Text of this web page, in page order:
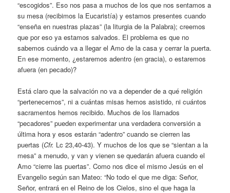
“escogidos”. Eso nos pasa a muchos de los que nos sentamos a
su mesa (recibimos la Eucaristía) y estamos presentes cuando
“enseña en nuestras plazas” (la liturgia de la Palabra); creemos
que por eso ya estamos salvados. El problema es que no
sabemos cuándo va a llegar el Amo de la casa y cerrar la puerta.
En ese momento, ¿estaremos adentro (en gracia), o estaremos
afuera (en pecado)?
Está claro que la salvación no va a depender de a qué religión
“pertenecemos”, ni a cuántas misas hemos asistido, ni cuántos
sacramentos hemos recibido. Muchos de los llamados
“pecadores” pueden experimentar una verdadera conversión a
última hora y esos estarán “adentro” cuando se cierren las
puertas (Cfr. Lc 23,40-43). Y muchos de los que se “sientan a la
mesa” a menudo, y van y vienen se quedarán afuera cuando el
Amo “cierre las puertas”. Como nos dice el mismo Jesús en el
Evangelio según san Mateo: “No todo el que me diga: Señor,
Señor, entrará en el Reino de los Cielos, sino el que haga la